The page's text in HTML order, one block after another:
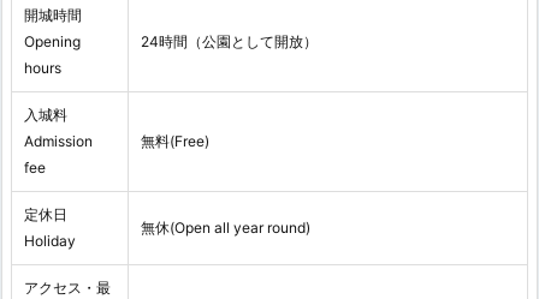
開城時間
Opening
hours
24時間（公園として開放）
入城料
Admission
fee
無料(Free)
定休日
Holiday
無休(Open all year round)
アクセス・最